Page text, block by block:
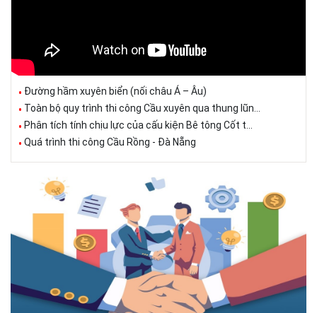
Đường hầm xuyên biển (nối châu Á – Âu)
Toàn bộ quy trình thi công Cầu xuyên qua thung lũn...
Phân tích tính chịu lực của cấu kiện Bê tông Cốt t...
Quá trình thi công Cầu Rồng - Đà Nẵng